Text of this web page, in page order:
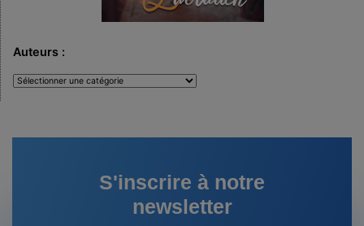
Auteurs :
Auteurs
S'inscrire à notre
newsletter